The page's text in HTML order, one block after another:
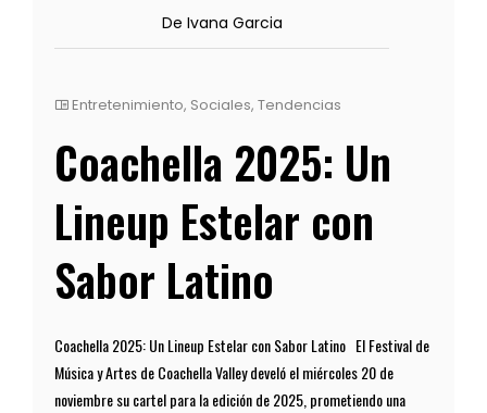
De Ivana Garcia
Entretenimiento, Sociales, Tendencias
Coachella 2025: Un
Lineup Estelar con
Sabor Latino
Coachella 2025: Un Lineup Estelar con Sabor Latino El Festival de
Música y Artes de Coachella Valley develó el miércoles 20 de
noviembre su cartel para la edición de 2025, prometiendo una